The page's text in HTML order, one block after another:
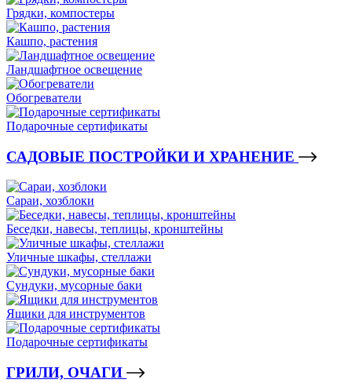
Грядки, компостеры
Кашпо, растения
Ландшафтное освещение
Обогреватели
Подарочные сертификаты
САДОВЫЕ ПОСТРОЙКИ И ХРАНЕНИЕ
Сараи, хозблоки
Беседки, навесы, теплицы, кронштейны
Уличные шкафы, стеллажи
Сундуки, мусорные баки
Ящики для инструментов
Подарочные сертификаты
ГРИЛИ, ОЧАГИ